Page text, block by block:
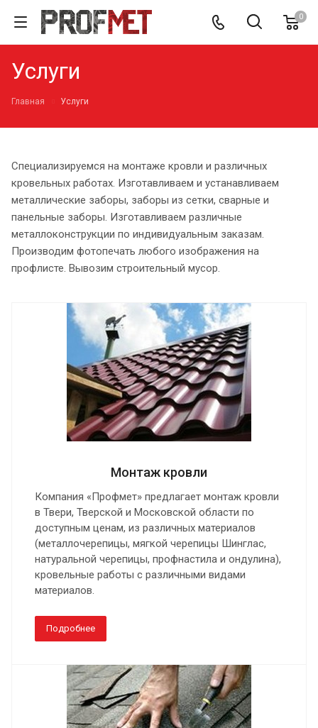
0
Услуги
Главная Услуги
Специализируемся на монтаже кровли и различных
кровельных работах. Изготавливаем и устанавливаем
металлические заборы, заборы из сетки, сварные и
панельные заборы. Изготавливаем различные
металлоконструкции по индивидуальным заказам.
Производим фотопечать любого изображения на
профлисте. Вывозим строительный мусор.
Монтаж кровли
Компания «Профмет» предлагает монтаж кровли
в Твери, Тверской и Московской области по
доступным ценам, из различных материалов
(металлочерепицы, мягкой черепицы Шинглас,
натуральной черепицы, профнастила и ондулина),
кровельные работы с различными видами
материалов.
Подробнее